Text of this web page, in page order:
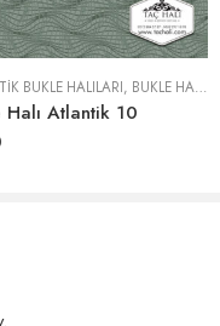
BUKLE HALILARI, BUKLE HALILAR
Halı Atlantik 10